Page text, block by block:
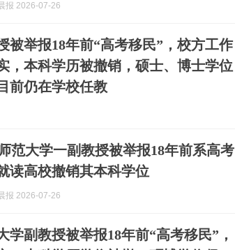
报 2026-07-26
被举报18年前“高考移民”，校方工作
，本科学历被撤销，硕士、博士学位
前仍在学校任教
范大学一副教授被举报18年前系高考
读高校撤销其本科学位
报 2026-07-26
学副教授被举报18年前“高考移民”，